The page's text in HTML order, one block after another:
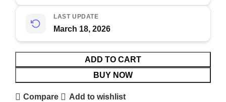
LAST UPDATE
March 18, 2026
ADD TO CART
BUY NOW
Compare Add to wishlist